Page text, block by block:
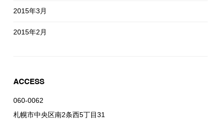
2015年3月
2015年2月
ACCESS
060-0062
札幌市中央区南2条西5丁目31